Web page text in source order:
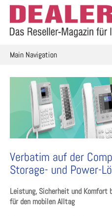
Skip
content
Main Navigation
Verbatim auf der
Storage- und Power-
Leistung, Sicherheit und Komfort
für den mobilen Alltag